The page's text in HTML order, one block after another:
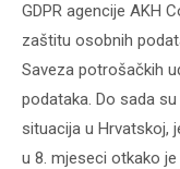
GDPR agencije AKH
zaštitu osobnih
Saveza potrošačkih
podataka. Do sada
situacija u Hrvatskoj,
u 8. mjeseci otkako